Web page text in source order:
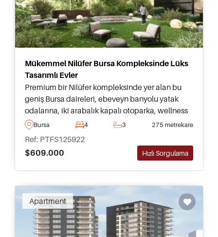
Mükemmel Nilüfer Bursa Kompleksinde Lüks
Tasarımlı Evler
Premium bir Nilüfer kompleksinde yer alan bu
geniş Bursa daireleri, ebeveyn banyolu yatak
odalarına, iki arabalık kapalı otoparka, wellness
tesislerine ve günlük olanaklara mükemmel
Bursa 4 3 275 metrekare
Ref: PTFS125922
$609.000
Hızlı Sorgulama
Apartment